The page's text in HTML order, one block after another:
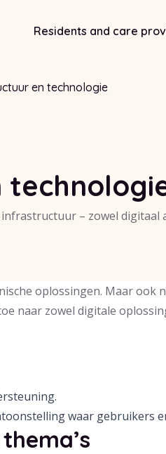
Residents and care
en technologie
– zowel
oplossingen. Maar
naar zowel digitale
waar gebruikers